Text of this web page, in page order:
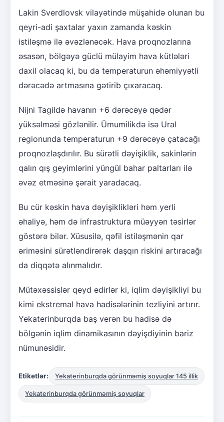
Lakin Sverdlovsk vilayətində müşahidə olunan bu
qeyri-adi şaxtalar yaxın zamanda kəskin
istiləşmə ilə əvəzlənəcək. Hava proqnozlarına
əsasən, bölgəyə güclü mülayim hava kütlələri
daxil olacaq ki, bu da temperaturun əhəmiyyətli
dərəcədə artmasına gətirib çıxaracaq.
Nijni Tagildə havanın +6 dərəcəyə qədər
yüksəlməsi gözlənilir. Ümumilikdə isə Ural
regionunda temperaturun +9 dərəcəyə çatacağı
proqnozlaşdırılır. Bu sürətli dəyişiklik, sakinlərin
qalın qış geyimlərini yüngül bahar paltarları ilə
əvəz etməsinə şərait yaradacaq.
Bu cür kəskin hava dəyişiklikləri həm yerli
əhaliyə, həm də infrastruktura müəyyən təsirlər
göstərə bilər. Xüsusilə, qəfil istiləşmənin qar
əriməsini sürətləndirərək daşqın riskini artıracağı
da diqqətə alınmalıdır.
Mütəxəssislər qeyd edirlər ki, iqlim dəyişikliyi bu
kimi ekstremal hava hadisələrinin tezliyini artırır.
Yekaterinburqda baş verən bu hadisə də
bölgənin iqlim dinamikasının dəyişdiyinin bariz
nümunəsidir.
Etiketlər: Yekaterinburqda görünməmiş soyuqlar 145 illik
Yekaterinburqda görünməmiş soyuqlar